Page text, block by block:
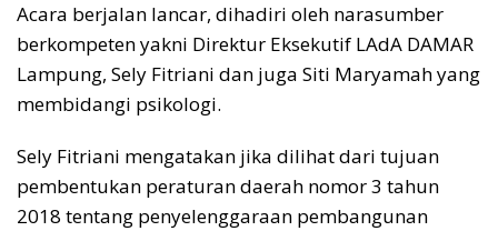
Acara berjalan lancar, dihadiri oleh narasumber
berkompeten yakni Direktur Eksekutif LAdA DAMAR
Lampung, Sely Fitriani dan juga Siti Maryamah yang
membidangi psikologi.
Sely Fitriani mengatakan jika dilihat dari tujuan
pembentukan peraturan daerah nomor 3 tahun
2018 tentang penyelenggaraan pembangunan